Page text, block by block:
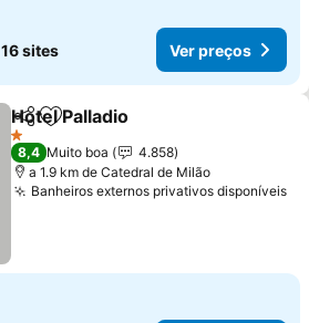
16 sites Ver preços
PartilharAdicionar aos favoritos
Hotel Palladio
1 Estrelas
8,4 Muito boa
4.858
a 1.9 km de Catedral de Milão
Banheiros externos privativos disponíveis